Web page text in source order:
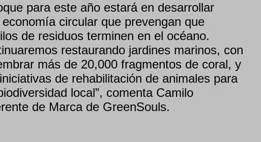
para este año estará en desarrollar
circular que prevengan que
de residuos terminen en el océano.
restaurando jardines marinos, con
más de 20,000 fragmentos de coral, y
de rehabilitación de animales para
local”, comenta Camilo
de Marca de GreenSouls.